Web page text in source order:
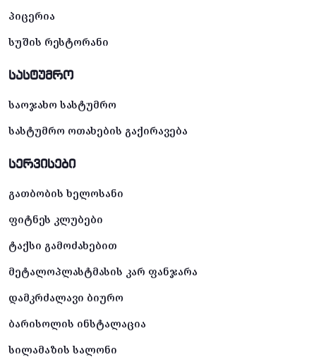
პიცერია
სუშის რესტორანი
სასტუმრო
საოჯახო სასტუმრო
სასტუმრო ოთახების გაქირავება
სერვისები
გათბობის ხელოსანი
ფიტნეს კლუბები
ტაქსი გამოძახებით
მეტალოპლასტმასის კარ ფანჯარა
დამკრძალავი ბიურო
ბარისოლის ინსტალაცია
სილამაზის სალონი